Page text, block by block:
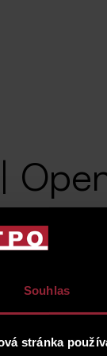
Souhlas
stránka
|
and come
náměstí